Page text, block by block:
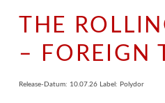
THE
– FOREIGN
Release-Datum: 10.07.26 Label: Polydor